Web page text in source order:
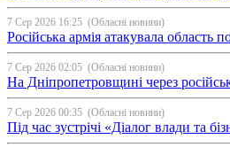
7 Сер 2026 16:25 (Обласні новини)
Російська армія атакувала область
7 Сер 2026 02:05 (Обласні новини)
На Дніпропетровщині через
7 Сер 2026 00:35 (Обласні новини)
Під час зустрічі «Діалог влади та